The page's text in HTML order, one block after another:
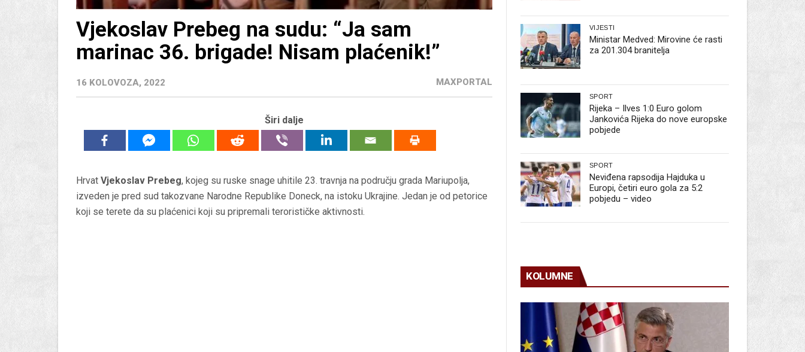
Vjekoslav Prebeg na sudu: “Ja sam
marinac 36. brigade! Nisam plaćenik!”
16 KOLOVOZA, 2022 MAXPORTAL
Širi dalje
Hrvat Vjekoslav Prebeg, kojeg su ruske snage uhitile 23. travnja na području grada Mariupolja,
izveden je pred sud takozvane Narodne Republike Doneck, na istoku Ukrajine. Jedan je od petorice
koji se terete da su plaćenici koji su pripremali terorističke aktivnosti.
VIJESTI
Ministar Medved: Mirovine će rasti
za 201.304 branitelja
SPORT
Rijeka – Ilves 1:0 Euro golom
Jankovića Rijeka do nove europske
pobjede
SPORT
Neviđena rapsodija Hajduka u
Europi, četiri euro gola za 5:2
pobjedu – video
KOLUMNE